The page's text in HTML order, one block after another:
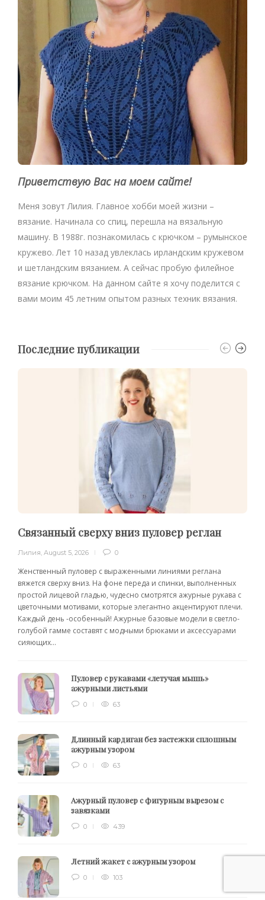
Приветствую Вас на моем сайте!
Меня зовут Лилия. Главное хобби моей жизни –
вязание. Начинала со спиц, перешла на вязальную
машину. В 1988г. познакомилась с крючком – румынское
кружево. Лет 10 назад увлеклась ирландским кружевом
и шетландским вязанием. А сейчас пробую филейное
вязание крючком. На данном сайте я хочу поделится с
вами моим 45 летним опытом разных техник вязания.
Последние публикации
Связанный сверху вниз пуловер реглан
Лилия, August 5, 2026 0
Женственный пуловер с выраженными линиями реглана
вяжется сверху вниз. На фоне переда и спинки, выполненных
простой лицевой гладью, чудесно смотрятся ажурные рукава с
цветочными мотивами, которые элегантно акцентируют плечи.
Каждый день -особенный! Ажурные базовые модели в светло-
голубой гамме составят с модными брюками и аксессуарами
сияющих...
Пуловер с рукавами «летучая мышь»
ажурными листьями
0 63
Длинный кардиган без застежки сплошным
ажурным узором
0 63
Ажурный пуловер с фигурным вырезом с
завязками
0 439
Летний жакет с ажурным узором
0 103